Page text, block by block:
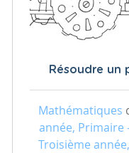
Résoudre un
Mathématiques
année, Primaire
Troisième